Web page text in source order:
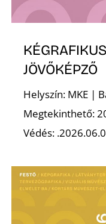
JÖVŐKÉPZŐ
Helyszín: MKE |
Megtekinthető:
Védés: